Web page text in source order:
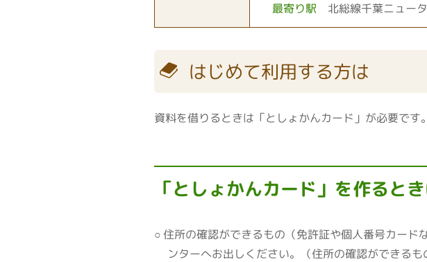
最寄り駅
北総線千葉ニュー
はじめて利用する方は
資料を借りるときは「としょかんカード」が必要です。
「としょかんカード」を作ると
住所の確認ができるもの（免許証や個人番号カード
ンターへお出しください。（住所の確認ができる